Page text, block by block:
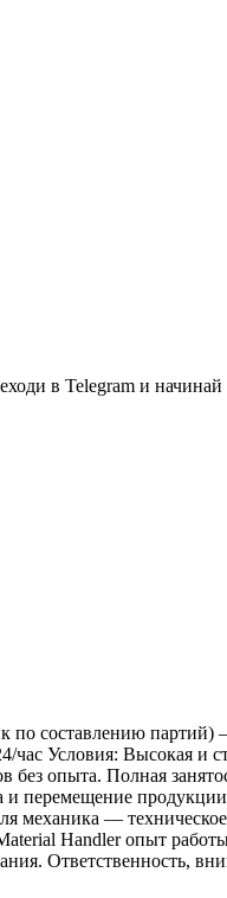
в Telegram и начинай
партий) —
Условия: Высокая и
опыта. Полная
и перемещение
механика —
Handler опыт
Ответственность,